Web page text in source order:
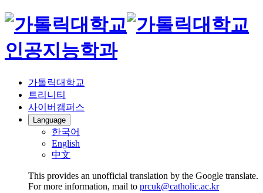
인공지능학과
가톨릭대학교
트리니티
사이버캠퍼스
Language
한국어
English
中文
This provides an unofficial translation by the Google translate.
For more information, mail to prcuk@catholic.ac.kr